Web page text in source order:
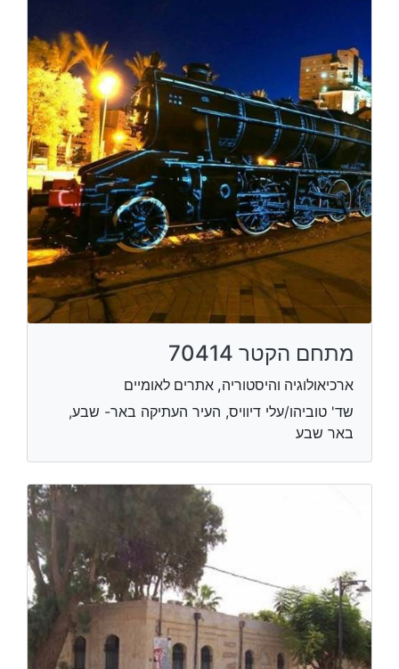
מתחם הקטר 70414
ארכיאולוגיה והיסטוריה, אתרים לאומיים
שד' טוביהו/עלי דיוויס, העיר העתיקה באר- שבע,
באר שבע